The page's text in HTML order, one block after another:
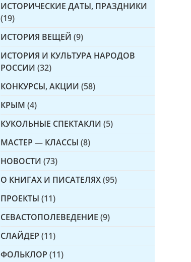
ИСТОРИЧЕСКИЕ ДАТЫ, ПРАЗДНИКИ
(19)
ИСТОРИЯ ВЕЩЕЙ (9)
ИСТОРИЯ И КУЛЬТУРА НАРОДОВ
РОССИИ (32)
КОНКУРСЫ, АКЦИИ (58)
КРЫМ (4)
КУКОЛЬНЫЕ СПЕКТАКЛИ (5)
МАСТЕР — КЛАССЫ (8)
НОВОСТИ (73)
О КНИГАХ И ПИСАТЕЛЯХ(95)
ПРОЕКТЫ (11)
СЕВАСТОПОЛЕВЕДЕНИЕ (9)
СЛАЙДЕР (11)
ФОЛЬКЛОР (11)